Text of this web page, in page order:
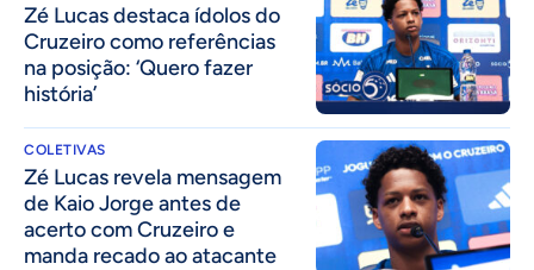
Zé Lucas destaca ídolos do
Cruzeiro como referências
na posição: ‘Quero fazer
história’
COLETIVAS
Zé Lucas revela mensagem
de Kaio Jorge antes de
acerto com Cruzeiro e
manda recado ao atacante